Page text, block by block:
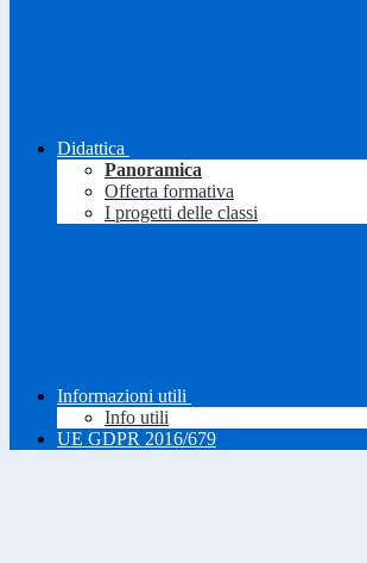
Didattica
Panoramica
Offerta formativa
I progetti delle classi
Informazioni utili
Info utili
UE GDPR 2016/679